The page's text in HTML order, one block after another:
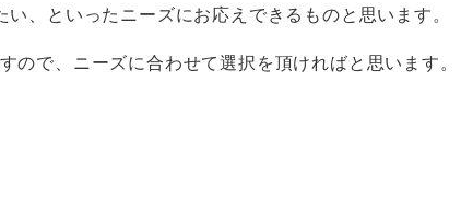
、といったニーズにお応えできるものと思います。
で、ニーズに合わせて選択を頂ければと思います。